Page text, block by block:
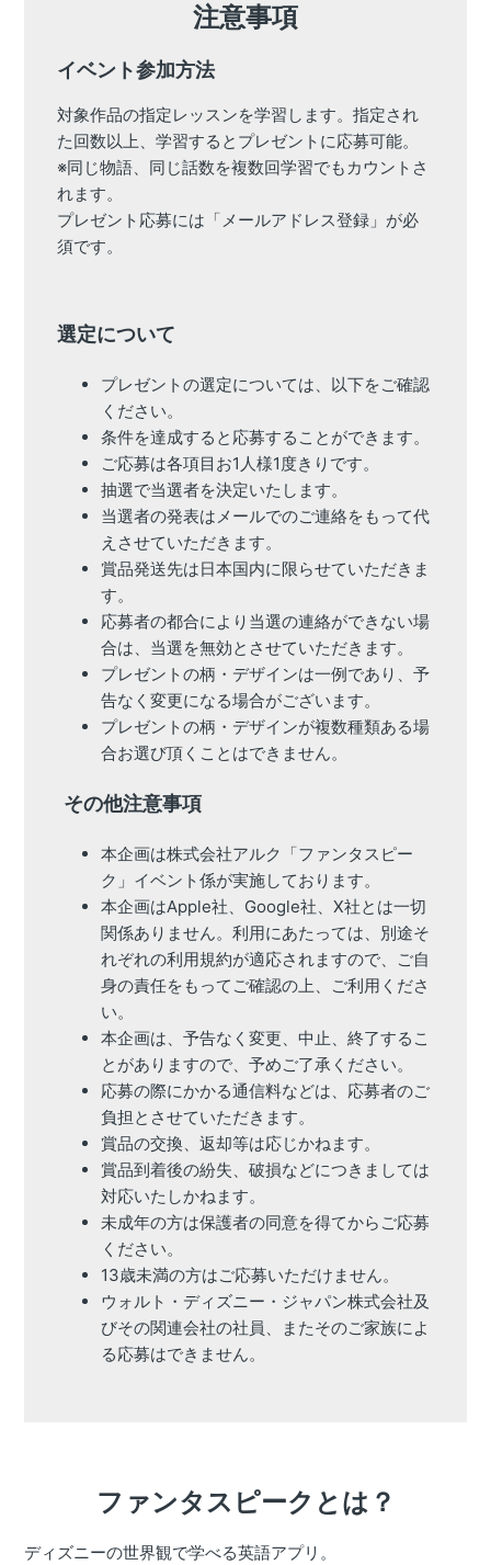
注意事項
イベント参加方法
対象作品の指定レッスンを学習します。指定され
た回数以上、学習するとプレゼントに応募可能。
※同じ物語、同じ話数を複数回学習でもカウントさ
れます。
プレゼント応募には「メールアドレス登録」が必
須です。
選定について
プレゼントの選定については、以下をご確認
ください。
ご応募は各項目お1人様1度きりです。
抽選で当選者を決定いたします。
当選者の発表はメールでのご連絡をもって代
えさせていただきます。
賞品発送先は日本国内に限らせていただきま
す。
応募者の都合により当選の連絡ができない場
合は、当選を無効とさせていただきます。
プレゼントの柄・デザインは一例であり、予
告なく変更になる場合がございます。
プレゼントの柄・デザインが複数種類ある場
合お選び頂くことはできません。
その他注意事項
本企画は株式会社アルク「ファンタスピー
ク」イベント係が実施しております。
本企画はApple社、Google社、X社とは一切
関係ありません。利用にあたっては、別途そ
れぞれの利用規約が適応されますので、ご自
身の責任をもってご確認の上、ご利用くださ
い。
本企画は、予告なく変更、中止、終了するこ
とがありますので、予めご了承ください。
応募の際にかかる通信料などは、応募者のご
負担とさせていただきます。
賞品の交換、返却等は応じかねます。
賞品到着後の紛失、破損などにつきましては
対応いたしかねます。
未成年の方は保護者の同意を得てからご応募
ください。
13歳未満の方はご応募いただけません。
ウォルト・ディズニー・ジャパン株式会社及
びその関連会社の社員、またそのご家族によ
る応募はできません。
ファンタスピークとは？
ディズニーの世界観で学べる英語アプリ。